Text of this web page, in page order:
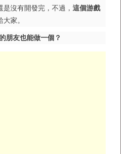
沒有開發完，不過， 這個游戲
大家。
朋友也能做一個？